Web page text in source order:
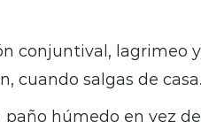
conjuntival, lagrimeo
cuando salgas de casa.
húmedo en vez